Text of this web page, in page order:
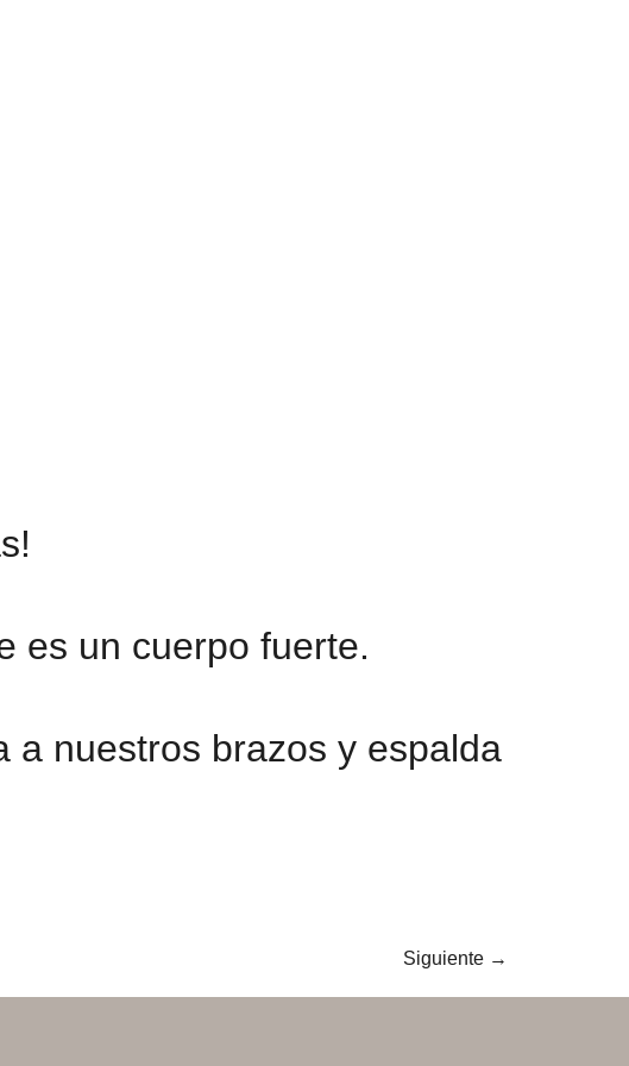
es un cuerpo fuerte.
a nuestros brazos y espalda
Siguiente →